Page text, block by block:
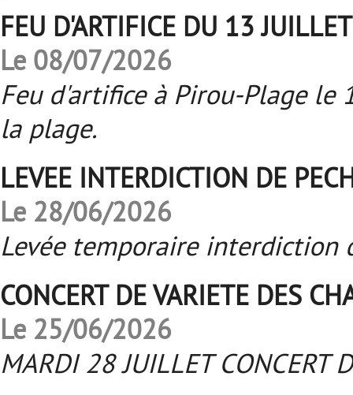
FEU D'ARTIFICE DU 13
Le 08/07/2026
Feu d'artifice à Pirou-Plage
la plage.
LEVEE INTERDICTION DE
Le 28/06/2026
Levée temporaire interdiction
CONCERT DE VARIETE DES
Le 25/06/2026
MARDI 28 JUILLET CONCERT